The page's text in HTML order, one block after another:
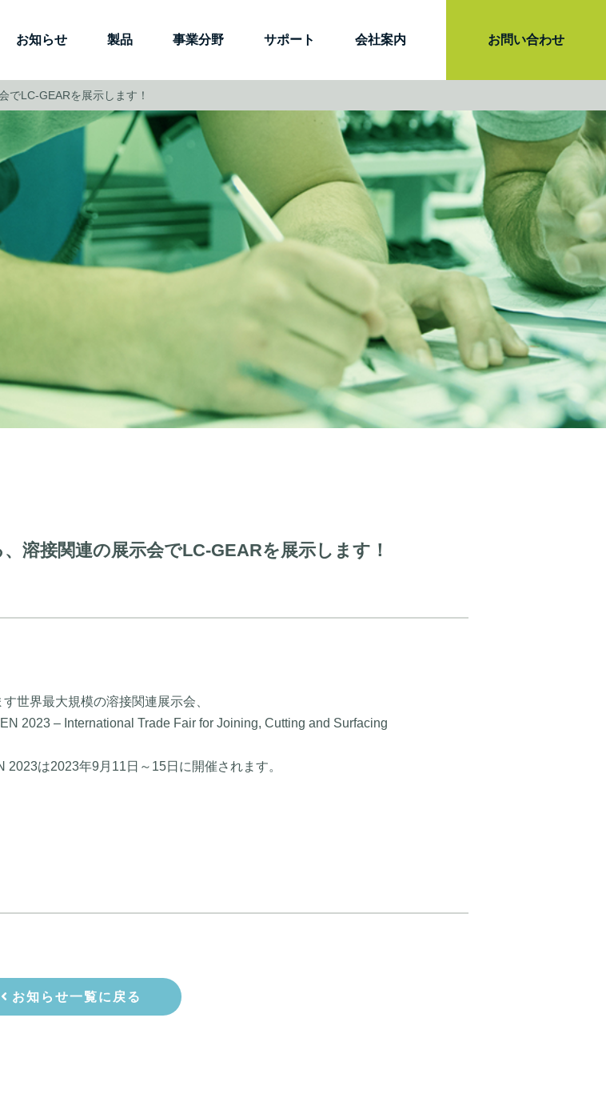
お知らせ 製品 事業分野 サポート 会社案内 お問い合わせ
でLC-GEARを展示します！
溶接関連の展示会でLC-GEARを展示します！
世界最大規模の溶接関連展示会、
2023 – International Trade Fair for Joining, Cutting and Surfacing
は2023年9月11日～15日に開催されます。
お知らせ一覧に戻る